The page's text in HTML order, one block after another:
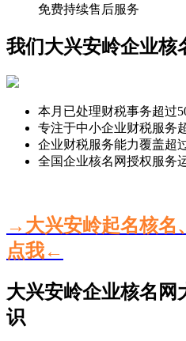
免费持续售后服务
我们大兴安岭企业核
本月已处理财税事务超过
专注于中小企业财税服务
企业财税服务能力覆盖超
全国企业核名网授权服务
→大兴安岭起名核名
点我←
大兴安岭企业核名网
识